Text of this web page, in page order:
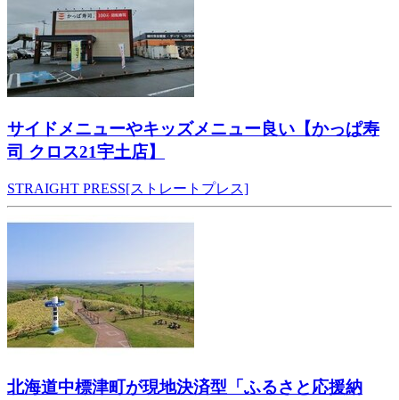
サイドメニューやキッズメニュー良い【かっぱ寿
司 クロス21宇土店】
STRAIGHT PRESS[ストレートプレス]
北海道中標津町が現地決済型「ふるさと応援納